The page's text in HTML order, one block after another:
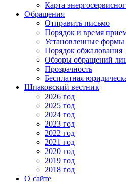
Карта
Обращения
Отправить письмо
Порядок и время
Установленные
Порядок обжалования
Обзоры обращений
Прозрачность
Бесплатная
Шпаковский вестник
2026 год
2025 год
2024 год
2023 год
2022 год
2021 год
2020 год
2019 год
2018 год
О сайте